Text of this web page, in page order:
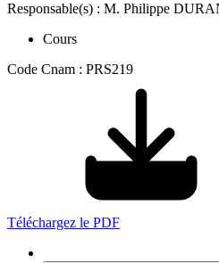
Responsable(s) : M. Philippe
Cours
Code Cnam : PRS219
Téléchargez le PDF